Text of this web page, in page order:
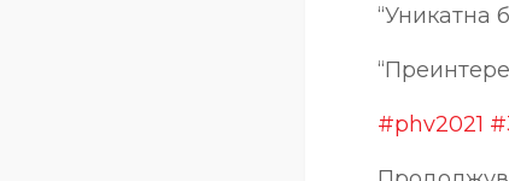
“Уникатна
#phv2021